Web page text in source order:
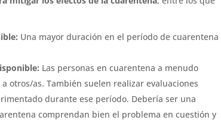
Una mayor duración en el período de cuarentena
Las personas en cuarentena a menudo
otros/as. También suelen realizar evaluaciones
durante ese período. Debería ser una
comprendan bien el problema en cuestión y